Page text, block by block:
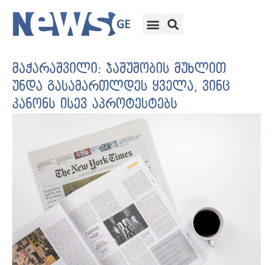
მაჭარაშვილი: ჯაშუშობის მუხლით
უნდა გასამართლდეს ყველა, ვინც
კანონს ისევ აპროტესტებს